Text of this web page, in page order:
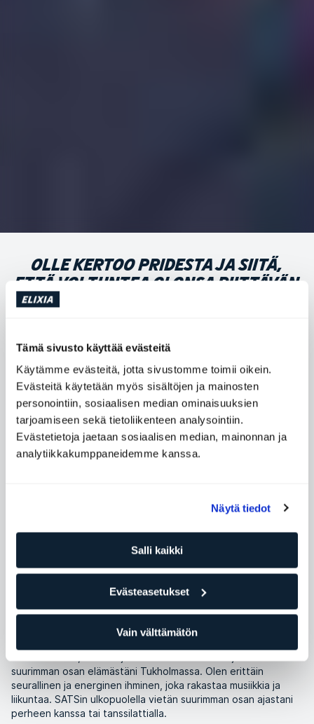
Tämä sivusto käyttää evästeitä
Käytämme evästeitä, jotta sivustomme toimii oikein.
Evästeitä käytetään myös sisältöjen ja mainosten
personointiin, sosiaalisen median ominaisuuksien
tarjoamiseen sekä tietoliikenteen analysointiin.
Evästetietoja jaetaan sosiaalisen median, mainonnan ja
analytiikkakumppaneidemme kanssa.
Näytä tiedot
Salli kaikki
Evästeasetukset
Vain välttämätön
OLLE KERTOO PRIDESTA JA SIITÄ,
ETTÄ VOI TUNTEA OLONSA RIITTÄVÄN
TURVALLISEKSI OLLAKSEEN OMA
”Emme voi elää arvojemme mukaisesti vain silloin, kun se
meille sopii.”
Kategoria Jäsenemme
Kuntosalin ulkopuolella hän työskentelee myös DJ:nä, ja
tervetulleiksi juuri sellaisina kuin ovat.
Pride-tapahtuman yhteydessä keskustelimme Ollen kanssa
identiteetistä ja siitä, miksi näkyvyys on edelleen tärkeää
sekä kuntosalilla että sen ulkopuolella.
Kertoisitko hieman itsestäsi ja tehtävästäsi SATSilla?
suurimman osan elämästäni Tukholmassa. Olen erittäin
seurallinen ja energinen ihminen, joka rakastaa musiikkia ja
liikuntaa. SATSin ulkopuolella vietän suurimman osan ajastani
perheen kanssa tai tanssilattialla.